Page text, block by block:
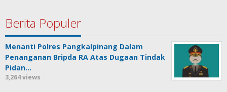
Berita Populer
Menanti Polres Pangkalpinang Dalam
Penanganan Bripda RA Atas Dugaan Tindak
Pidan…
3,264 views